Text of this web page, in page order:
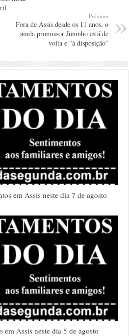
Próximo
Fora de Assis desde os 11 anos, o
ainda promissor Juninho está de
volta e “à disposição”
em Assis neste dia 7 de agosto
em Assis neste dia 5 de agosto